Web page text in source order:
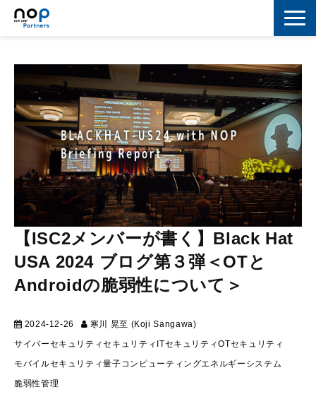
マーケティング
セキュリティ
IoT
コラボレーション
スキルアップ
IT用語解説
【ISC2メンバーが書く】Black Hat
USA 2024 ブログ第３弾＜OTと
Androidの脆弱性について＞
2024-12-26 寒川 晃至 (Koji Sangawa)
サイバーセキュリティセキュリティ ITセキュリティOTセキュリティ
モバイルセキュリティ量子コンピューティングエネルギーシステム
脆弱性管理